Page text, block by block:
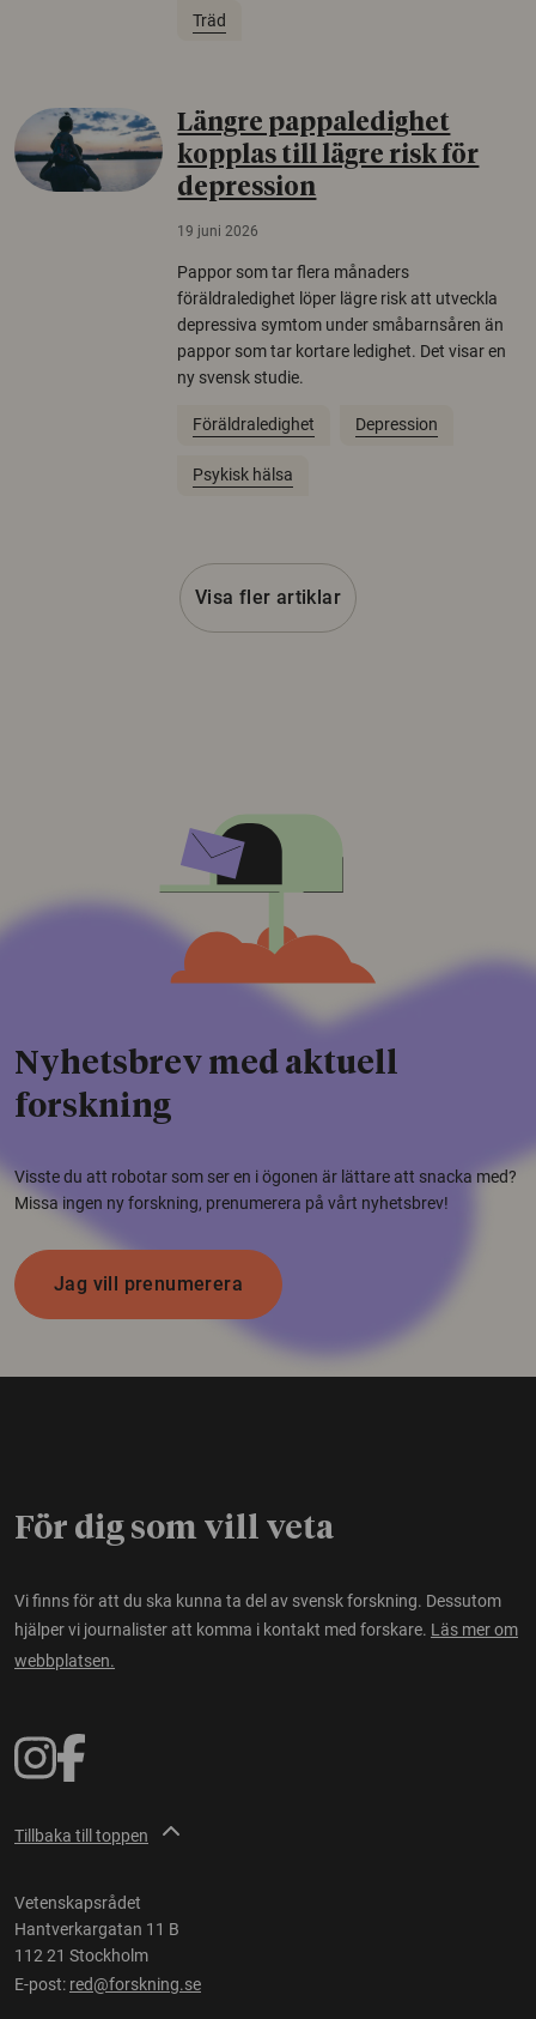
Träd
Längre pappaledighet
kopplas till lägre risk för
depression
19 juni 2026
Pappor som tar flera månaders
föräldraledighet löper lägre risk att utveckla
depressiva symtom under småbarnsåren än
pappor som tar kortare ledighet. Det visar en
ny svensk studie.
Föräldraledighet Depression
Psykisk hälsa
Visa fler artiklar
Nyhetsbrev med aktuell
forskning
Visste du att robotar som ser en i ögonen är lättare att snacka med?
Missa ingen ny forskning, prenumerera på vårt nyhetsbrev!
Jag vill prenumerera
För dig som vill veta
Vi finns för att du ska kunna ta del av svensk forskning. Dessutom
hjälper vi journalister att komma i kontakt med forskare. Läs mer om
webbplatsen.
Tillbaka till toppen
Vetenskapsrådet
Hantverkargatan 11 B
112 21 Stockholm
E-post: red@forskning.se